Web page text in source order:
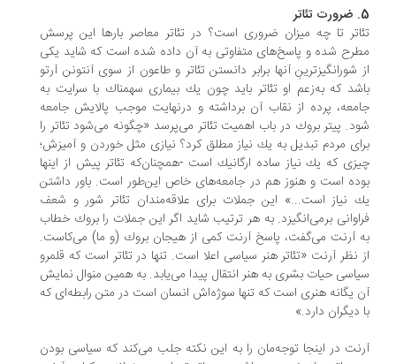
تا چه میزان ضروری است؟ در تئاتر معاصر بارها این پرسش
شده و پاسخ‌های متفاوتی به آن داده شده است كه شاید یكی
شورانگیزترینِ آنها برابر دانستن تئاتر و طاعون از سوی آنتونن آرتو
كه به‌زعم او تئاتر باید چون یك بیماری سهمناك با سرایت به
پرده از نقاب آن برداشته و درنهایت موجب پالایش جامعه
پیتر بروك در باب اهمیت تئاتر می‌پرسد «چگونه می‌شود تئاتر را
مردم تبدیل به یك نیاز مطلق كرد؟ نیازی مثل خوردن و آمیزش؛
كه یك نیاز ساده ارگانیك است -همچنان‌كه تئاتر پیش از اینها
است و هنوز هم در جامعه‌های خاص این‌طور است. باور داشتن
نیاز است...» این جملات برای علاقه‌مندان تئاتر شور و شعف
برمی‌انگیزد. به هر ترتیب شاید اگر این جملات را بروك خطاب
آرنت می‌گفت، پاسخ آرنت كمی از هیجان بروك (و ما) می‌كاست.
نظر آرنت «تئاتر هنر سیاسی اعلا است. تنها در تئاتر است كه قلمرو
حیات بشری به هنر انتقال پیدا می‌یابد. به همین منوال نمایش
یگانه هنری است كه تنها سوژه‌اش انسان است در متن رابطه‌ای كه
دیگران دارد.»
در اینجا توجه‌مان را به این نكته جلب می‌كند كه سیاسی بودن